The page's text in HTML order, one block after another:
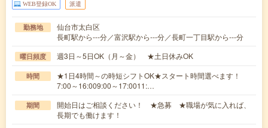
WEB登録OK 派遣
勤務地
仙台市太白区
長町駅から---分／富沢駅から---分／長町一丁目駅から---分
曜日頻度 週3日～5日OK（月～金） ★土日休みOK
時間
★1日4時間～の時短シフトOK★スタート時間選べます！
7:00～16:009:00～17:0011:…
期間
開始日はご相談ください！ ★急募 ★職場が気に入れば、
長期でも働けます！